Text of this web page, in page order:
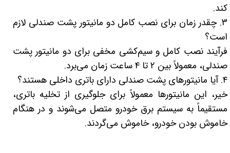
کند.
۳. چقدر زمان برای نصب کامل دو مانیتور پشت صندلی لازم
است؟
فرآیند نصب کامل و سیم‌کشی مخفی برای دو مانیتور پشت
صندلی، معمولاً بین ۲ تا ۴ ساعت زمان می‌برد.
۴. آیا مانیتورهای پشت صندلی دارای باتری داخلی هستند؟
خیر، این مانیتورها معمولاً برای جلوگیری از تخلیه باتری،
مستقیماً به سیستم برق خودرو متصل می‌شوند و در هنگام
خاموش بودن خودرو، خاموش می‌گردند.